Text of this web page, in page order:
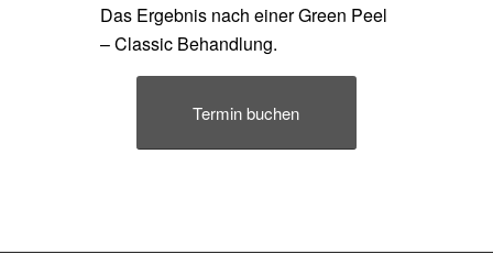
Das Ergebnis nach einer Green Peel
– Classic Behandlung.
Termin buchen